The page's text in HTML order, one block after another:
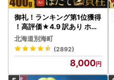
御礼！ランキング第1位獲得
！高評価★4.9 訳あり ホタ
テ 400g（ほたて 帆立 貝柱
冷凍 ）
北海道別海町
(2892)
8,000